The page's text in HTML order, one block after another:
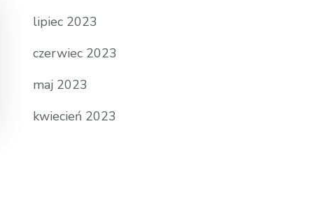
lipiec 2023
czerwiec 2023
maj 2023
kwiecień 2023